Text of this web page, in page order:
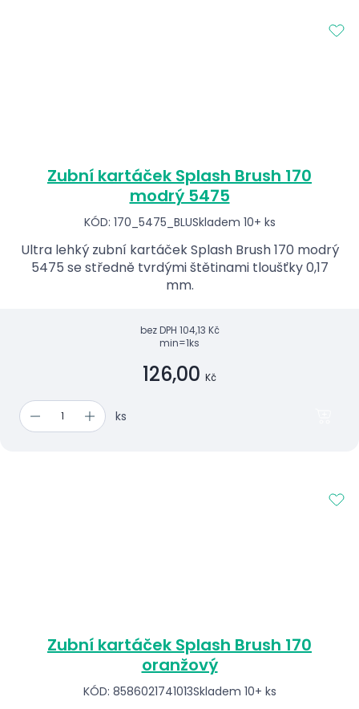
Zubní kartáček Splash Brush 170
modrý 5475
KÓD: 170_5475_BLUSkladem 10+ ks
Ultra lehký zubní kartáček Splash Brush 170 modrý
5475 se středně tvrdými štětinami tloušťky 0,17
mm.
bez DPH 104,13 Kč
min=1ks
126,00 Kč
ks
Zubní kartáček Splash Brush 170
oranžový
KÓD: 8586021741013Skladem 10+ ks